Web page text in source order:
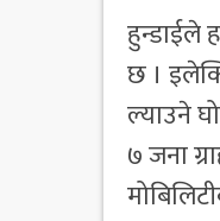
हुन्डाईले
छ ।
ल्याउने
७ जना